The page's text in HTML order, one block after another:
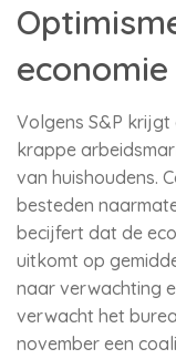
economie
Volgens S&P krijgt
krappe
van huishoudens.
besteden
becijfert dat de
uitkomt op
naar verwachting
verwacht het
november een